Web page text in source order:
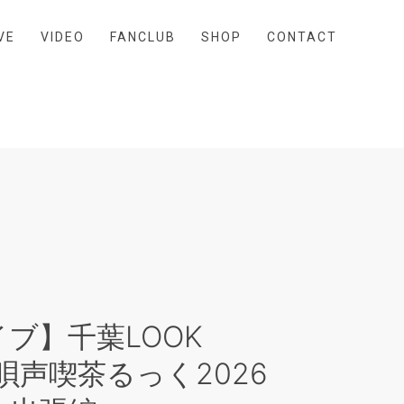
VIDEO FANCLUB SHOP CONTACT
】千葉LOOK
声喫茶るっく2026